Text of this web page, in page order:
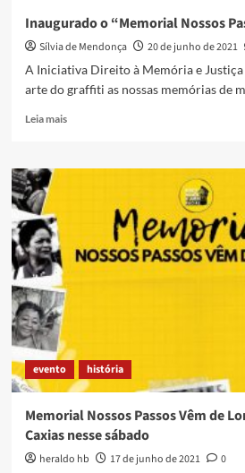
Inaugurado o “Memorial Nossos
Sílvia de Mendonça 20 de junho de 2021
A Iniciativa Direito à Memória e
arte do graffiti as nossas memórias de
Leia maisRead
Inaugurado
“Memorial
Passos
Vêm
de
Longe”
evento história
Memorial Nossos Passos Vêm de
Caxias nesse sábado
heraldo hb 17 de junho de 2021
0